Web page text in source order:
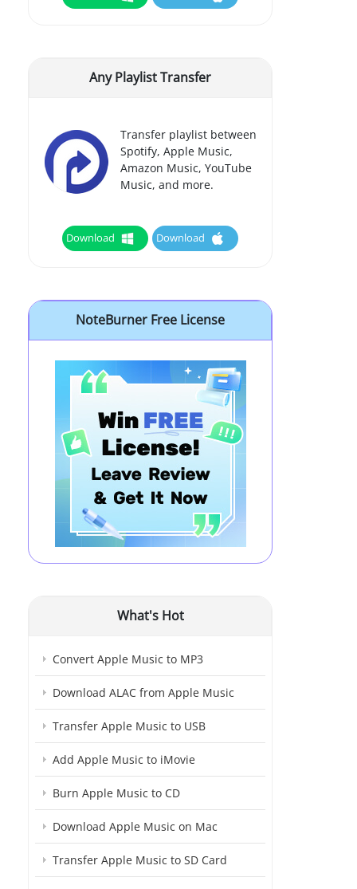
Any Playlist Transfer
Transfer playlist between
Spotify, Apple Music,
Amazon Music, YouTube
Music, and more.
Download Download
NoteBurner Free License
What's Hot
Convert Apple Music to MP3
Download ALAC from Apple Music
Transfer Apple Music to USB
Add Apple Music to iMovie
Burn Apple Music to CD
Download Apple Music on Mac
Transfer Apple Music to SD Card